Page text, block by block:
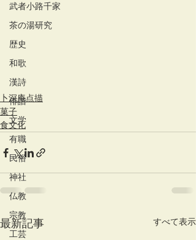
武者小路千家
茶の湯研究
歴史
和歌
漢詩
俳諧
文学
有職
民俗
神社
仏教
宗教
工芸
卜深庵点描
菓子
食文化
最新記事 すべて表示